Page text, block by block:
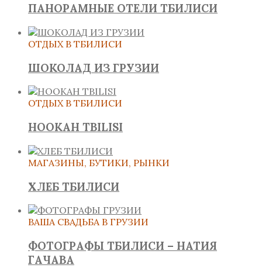
ПАНОРАМНЫЕ ОТЕЛИ ТБИЛИСИ
ОТДЫХ В ТБИЛИСИ
ШОКОЛАД ИЗ ГРУЗИИ
ОТДЫХ В ТБИЛИСИ
HOOKAH TBILISI
МАГАЗИНЫ, БУТИКИ, РЫНКИ
ХЛЕБ ТБИЛИСИ
ВАША СВАДЬБА В ГРУЗИИ
ФОТОГРАФЫ ТБИЛИСИ – НАТИЯ
ГАЧАВА